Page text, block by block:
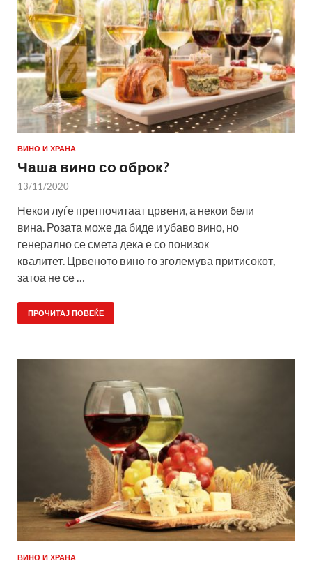
ВИНО И ХРАНА
Чаша вино со оброк?
13/11/2020
Некои луѓе претпочитаат црвени, а некои бели
вина. Розата може да биде и убаво вино, но
генерално се смета дека е со понизок
квалитет. Црвеното вино го зголемува притисокот,
затоа не се …
ПРОЧИТАЈ ПОВЕЌЕ
ВИНО И ХРАНА